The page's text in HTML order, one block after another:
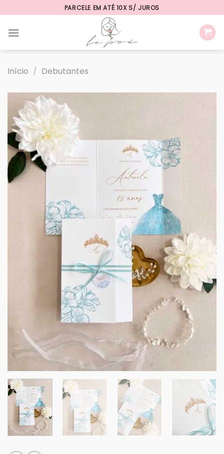
to
content
PARCELE EM ATÉ 10X S/ JUROS
Início / Debutantes